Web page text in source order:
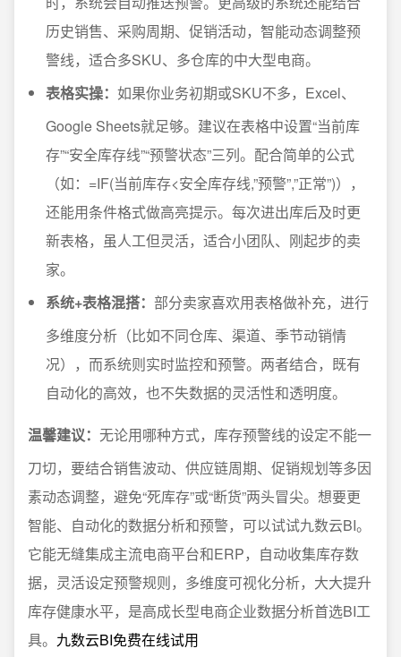
历史销售、采购周期、促销活动，智能动态调整预
警线，适合多SKU、多仓库的中大型电商。
表格实操： 如果你业务初期或SKU不多，Excel、
Google Sheets就足够。建议在表格中设置“当前库
存”“安全库存线”“预警状态”三列。配合简单的公式
（如：=IF(当前库存<安全库存线,”预警”,”正常”)），
还能用条件格式做高亮提示。每次进出库后及时更
新表格，虽人工但灵活，适合小团队、刚起步的卖
家。
系统+表格混搭： 部分卖家喜欢用表格做补充，进行
多维度分析（比如不同仓库、渠道、季节动销情
况），而系统则实时监控和预警。两者结合，既有
自动化的高效，也不失数据的灵活性和透明度。
温馨建议： 无论用哪种方式，库存预警线的设定不能一
刀切，要结合销售波动、供应链周期、促销规划等多因
素动态调整，避免“死库存”或“断货”两头冒尖。想要更
智能、自动化的数据分析和预警，可以试试九数云BI。
它能无缝集成主流电商平台和ERP，自动收集库存数
据，灵活设定预警规则，多维度可视化分析，大大提升
库存健康水平，是高成长型电商企业数据分析首选BI工
具。 九数云BI免费在线试用